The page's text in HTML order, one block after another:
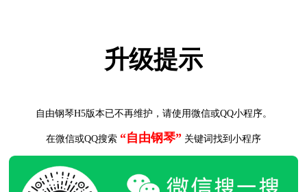
升级提示
自由钢琴H5版本已不再维护，请使用微信或QQ小程序。
在微信或QQ搜索 “自由钢琴” 关键词找到小程序